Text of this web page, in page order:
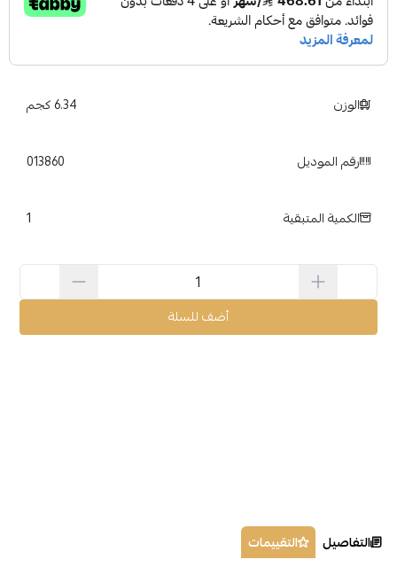
الوزن 6.34 كجم
رقم الموديل 013860
الكمية المتبقية 1
أضف للسلة
التفاصيل التقييمات